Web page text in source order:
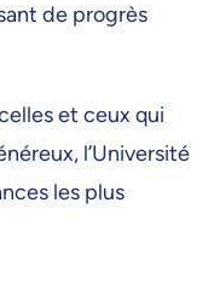
de progrès
et ceux qui
l’Université
les plus